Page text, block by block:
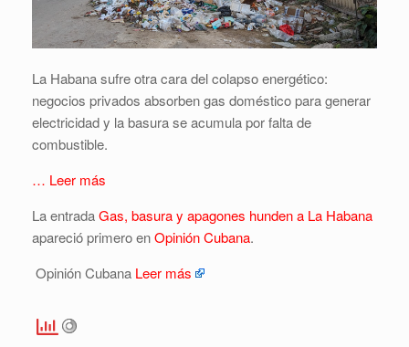
La Habana sufre otra cara del colapso energético:
negocios privados absorben gas doméstico para generar
electricidad y la basura se acumula por falta de
combustible.
… Leer más
La entradaGas, basura y apagones hunden a La Habana
apareció primero enOpinión Cubana.
Opinión Cubana Leer más